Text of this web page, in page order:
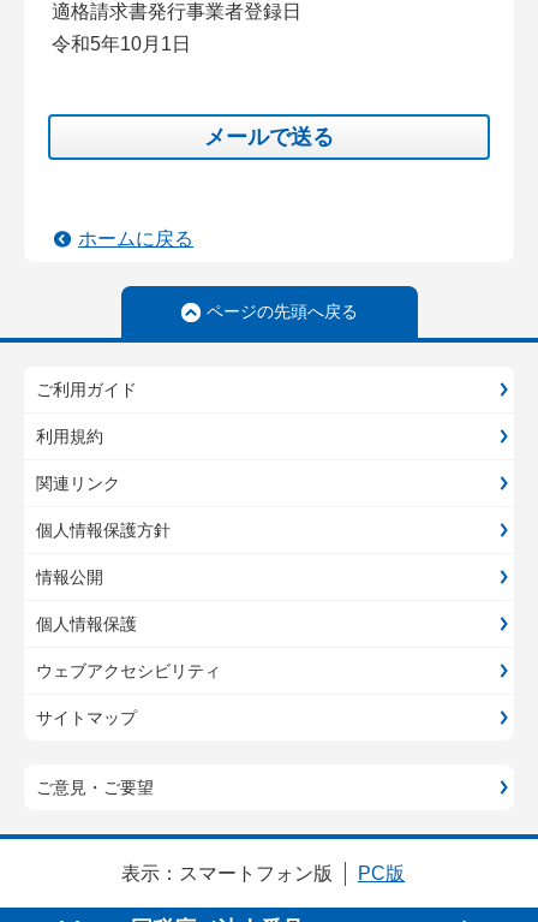
適格請求書発行事業者登録日
令和5年10月1日
メールで送る
ホームに戻る
ページの先頭へ戻る
ご利用ガイド
利用規約
関連リンク
個人情報保護方針
情報公開
個人情報保護
ウェブアクセシビリティ
サイトマップ
ご意見・ご要望
表示： スマートフォン版 PC版